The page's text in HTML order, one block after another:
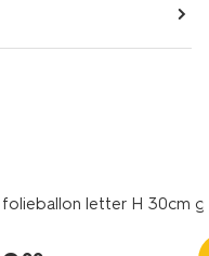
folieballon letter H 30cm